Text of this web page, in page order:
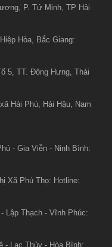
P. Tứ Minh, TP Hải
Hòa, Bắc Giang:
5, TT. Đông Hưng, Thái
Hải Phú, Hải Hậu, Nam
- Gia Viễn - Ninh Bình:
Xã Phú Thọ: Hotline:
Lập Thạch - Vĩnh Phúc:
- Lạc Thủy - Hòa Bình: